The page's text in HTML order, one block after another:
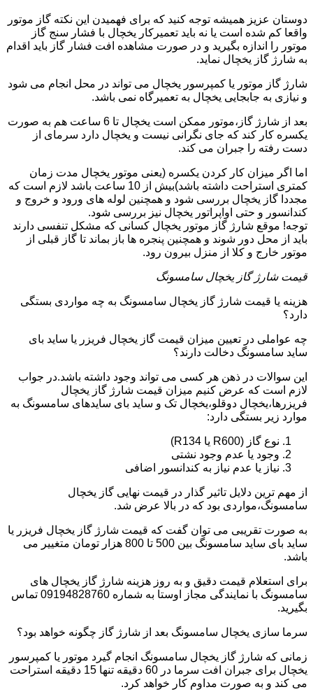
دوستان عزیز همیشه توجه کنید که برای فهمیدن این نکته گاز موتور
واقعا کم شده است یا نه باید تعمیرکار یخچال با فشار سنج گاز
موتور را اندازه بگیرید و در صورت مشاهده افت فشار گاز باید اقدام
به شارژ گاز یخچال نماید.
شارژ گاز موتور یا کمپرسور یخچال می تواند در محل انجام می شود
و نیازی به جابجایی یخچال به تعمیرگاه نمی باشد.
بعد از شارژ گاز،موتور ممکن است یخچال تا 6 ساعت هم به صورت
یکسره کار کند که جای نگرانی نیست و یخچال دارد سرمای از
دست رفته را جبران می کند.
اما اگر میزان کار کردن یکسره (یعنی موتور یخچال مدت زمان
کمتری استراحت داشته باشد)بیش از 10 ساعت باشد لازم است که
مجددا گاز یخچال بررسی شود و همچنین لوله های ورود و خروج و
کندانسور و حتی اواپراتور یخچال نیز بررسی شود.
توجه! موقع شارژ گاز موتور یخچال کسانی که مشکل تنفسی دارند
باید از محل دور شوند و همچنین پنجره ها باز بماند تا گاز قبلی از
موتور خارج و کلا از منزل بیرون رود.
قیمت شارژ گاز یخچال سامسونگ
هزینه یا قیمت شارژ گاز یخچال سامسونگ به چه مواردی بستگی
دارد؟
چه عواملی در تعیین میزان قیمت گاز یخچال فریزر یا ساید بای
ساید سامسونگ دخالت دارند؟
این سوالات در ذهن هر کسی می تواند وجود داشته باشد.در جواب
لازم است که عرض کنیم میزان قیمت شارژ گاز یخچال
فریزرها،یخچال دوقلو،یخچال تک و ساید بای سایدهای سامسونگ به
موارد زیر بستگی دارد:
نوع گاز (R600 یا R134)
وجود یا عدم وجود نشتی
نیاز یا عدم نیاز به کندانسور اضافی
از مهم ترین دلایل تاثیر گذار در قیمت نهایی گاز یخچال
سامسونگ،مواردی بود که در بالا عرض شد.
به صورت تقریبی می توان گفت که قیمت شارژ گاز یخچال فریزر یا
ساید بای ساید سامسونگ بین 500 تا 800 هزار تومان متغییر می
باشد.
برای استعلام قیمت دقیق و به روز هزینه شارژ گاز یخچال های
سامسونگ با نمایندگی مجاز اوستا به شماره 09194828760 تماس
بگیرید.
سرما سازی یخچال سامسونگ بعد از شارژ گاز چگونه خواهد بود؟
زمانی که شارژ گاز یخچال سامسونگ انجام گیرد موتور یا کمپرسور
یخچال برای جبران افت سرما در 60 دقیقه تنها 15 دقیقه استراحت
می کند و به صورت مداوم کار خواهد کرد.